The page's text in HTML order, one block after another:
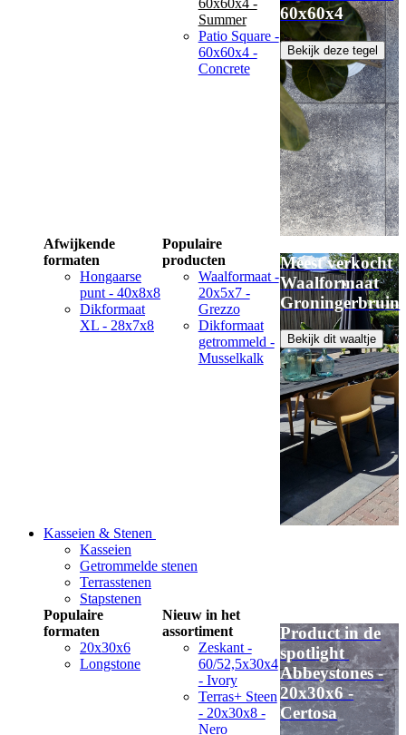
60x60x4 -
Summer
Patio Square -
60x60x4 -
Concrete
60x60x4
Bekijk deze tegel
Afwijkende
formaten
Hongaarse
punt - 40x8x8
Dikformaat
XL - 28x7x8
Populaire
producten
Waalformaat -
20x5x7 -
Grezzo
Dikformaat
getrommeld -
Musselkalk
Meest verkocht
Waalformaat
Groningerbruin
Bekijk dit waaltje
Kasseien & Stenen
Kasseien
Getrommelde stenen
Terrasstenen
Stapstenen
Populaire
formaten
20x30x6
Longstone
Nieuw in het
assortiment
Zeskant -
60/52,5x30x4
- Ivory
Terras+ Steen
- 20x30x8 -
Nero
Product in de
spotlight
Abbeystones -
20x30x6 -
Certosa